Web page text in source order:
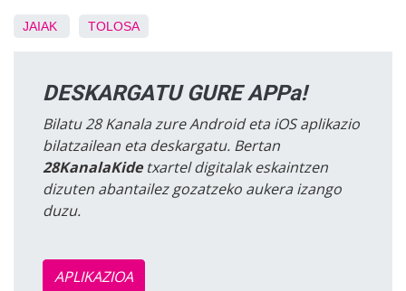
JAIAK TOLOSA
DESKARGATU GURE APPa!
Bilatu 28 Kanala zure Android eta iOS aplikazio
bilatzailean eta deskargatu. Bertan
28KanalaKidetxartel digitalak eskaintzen
dizuten abantailez gozatzeko aukera izango
duzu.
APLIKAZIOA